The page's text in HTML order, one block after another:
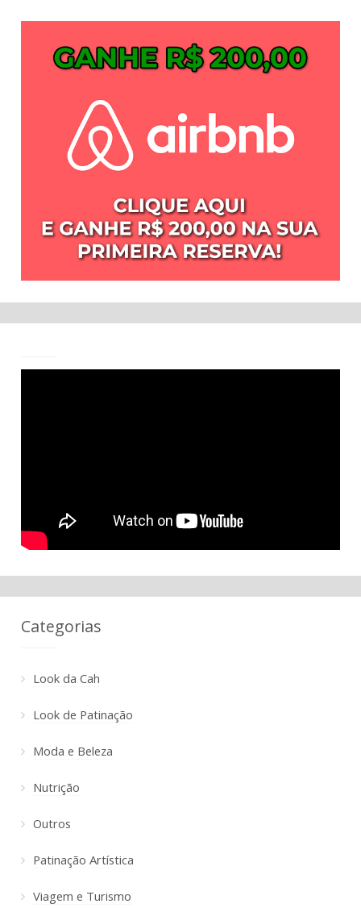
Categorias
Look da Cah
Look de Patinação
Moda e Beleza
Nutrição
Outros
Patinação Artística
Viagem e Turismo